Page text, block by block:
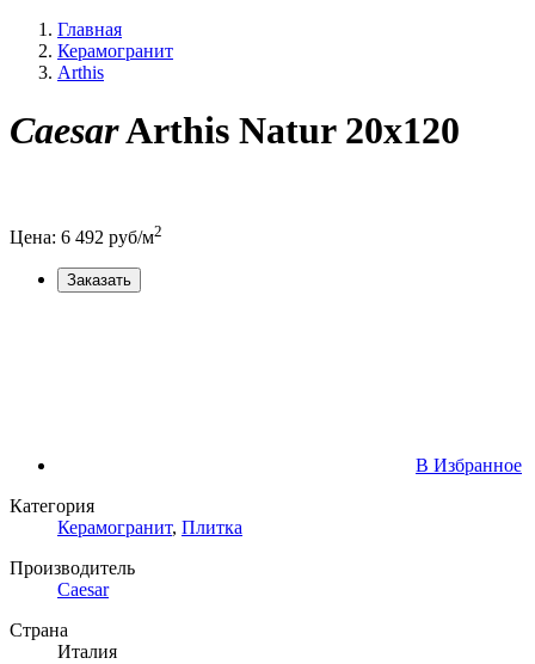
Главная
Керамогранит
Arthis
CaesarArthis Natur 20x120
Цена: 6 492 руб/м2
Заказать
В Избранное
Категория
Керамогранит, Плитка
Производитель
Caesar
Страна
Италия